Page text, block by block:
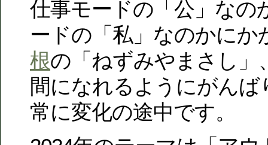
仕事モードの「公」なの
ードの「私」なのかにか
根の「ねずみやまさし」
間になれるようにがんば
常に変化の途中です。